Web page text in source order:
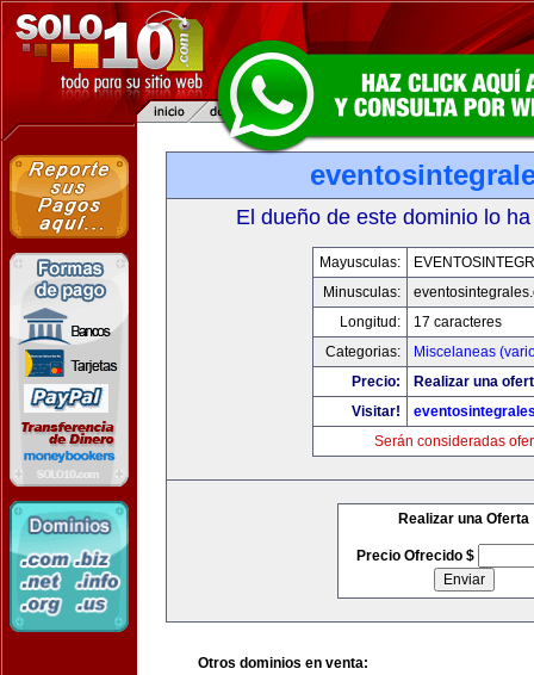
El dueño de este dominio lo
Mayusculas:
Minusculas:
Longitud:
17 caracteres
Categorias:
Miscelaneas
Precio:
Realizar una
Visitar!
Serán consideradas
Realizar una Oferta
Precio Ofrecido $
Otros dominios en venta: